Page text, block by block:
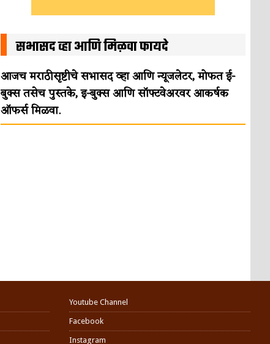
सभासद व्हा आणि मिळवा फायदे
आजच मराठीसृष्टीचे सभासद व्हा आणि न्यूजलेटर, मोफत ई-
बुक्स तसेच पुस्तके, इ-बुक्स आणि सॉफ्टवेअरवर आकर्षक
ऑफर्स मिळवा.
Youtube Channel
Facebook
Instagram